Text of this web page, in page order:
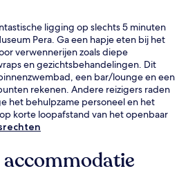
ligging op slechts 5 minuten
Pera. Ga een hapje eten bij het
verwennerijen zoals diepe
en gezichtsbehandelingen. Dit
een bar/lounge en een
rekenen. Andere reizigers raden
het behulpzame personeel en het
korte loopafstand van het openbaar
Metrostation Sishane-Zemin en 10
accommodatie